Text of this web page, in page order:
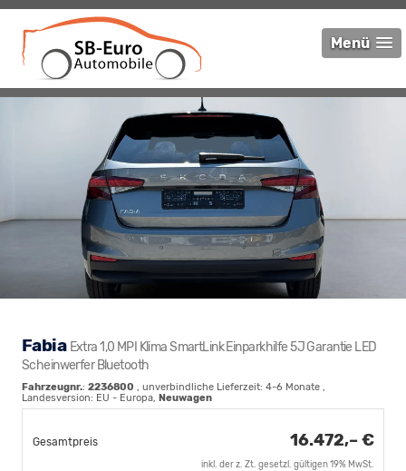
Menü
Fabia Extra 1,0 MPI Klima SmartLink Einparkhilfe 5J Garantie LED
Scheinwerfer Bluetooth
Fahrzeugnr.: 2236800 , unverbindliche Lieferzeit: 4-6 Monate ,
Landesversion: EU - Europa, Neuwagen
Gesamtpreis 16.472,– €
inkl. der z. Zt. gesetzl. gültigen 19% MwSt.